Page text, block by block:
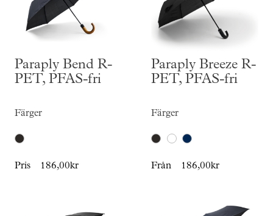
Paraply Bend R-
PET, PFAS-fri
Färger
Pris 186,00kr
Paraply Breeze R-
PET, PFAS-fri
Färger
Från 186,00kr